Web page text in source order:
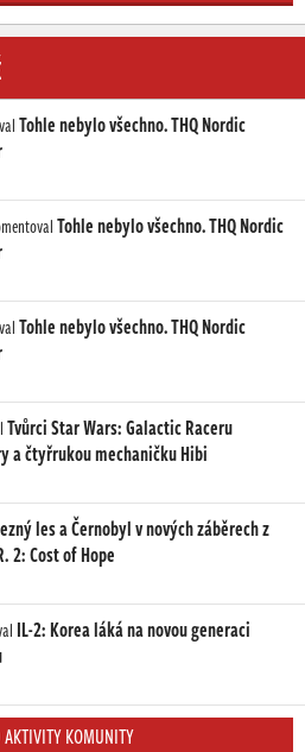
Tohle nebylo všechno. THQ Nordic
Tohle nebylo všechno. THQ Nordic
Tohle nebylo všechno. THQ Nordic
Tvůrci Star Wars: Galactic Raceru
a čtyřrukou mechaničku Hibi
les a Černobyl v nových záběrech z
2: Cost of Hope
IL-2: Korea láká na novou generaci
AKTIVITY KOMUNITY